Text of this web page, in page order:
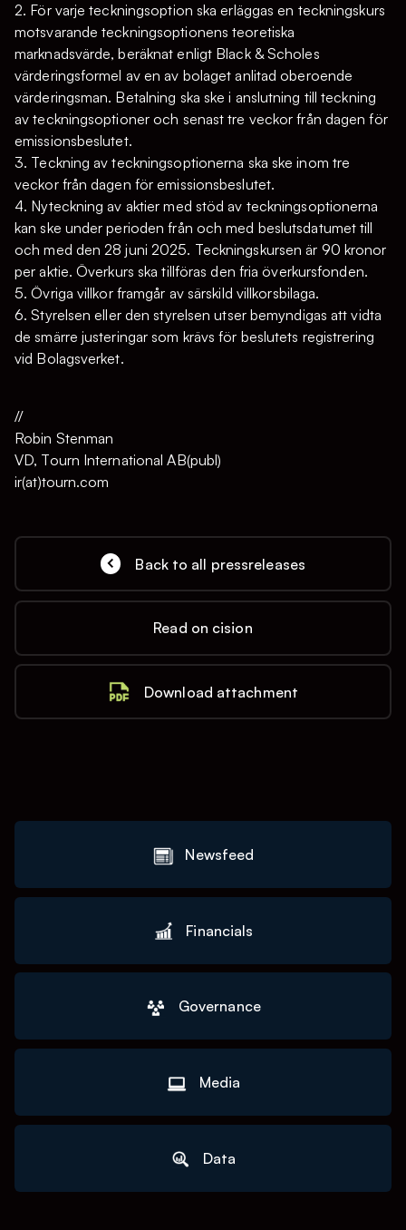
2. För varje teckningsoption ska erläggas en teckningskurs
motsvarande teckningsoptionens teoretiska
marknadsvärde, beräknat enligt Black & Scholes
värderingsformel av en av bolaget anlitad oberoende
värderingsman. Betalning ska ske i anslutning till teckning
av teckningsoptioner och senast tre veckor från dagen för
emissionsbeslutet.
3. Teckning av teckningsoptionerna ska ske inom tre
veckor från dagen för emissionsbeslutet.
4. Nyteckning av aktier med stöd av teckningsoptionerna
kan ske under perioden från och med beslutsdatumet till
och med den 28 juni 2025. Teckningskursen är 90 kronor
per aktie. Överkurs ska tillföras den fria överkursfonden.
5. Övriga villkor framgår av särskild villkorsbilaga.
6. Styrelsen eller den styrelsen utser bemyndigas att vidta
de smärre justeringar som krävs för beslutets registrering
vid Bolagsverket.
//
Robin Stenman
VD, Tourn International AB(publ)
ir(at)tourn.com
Back to all pressreleases
Read on cision
Download attachment
Newsfeed
Financials
Governance
Media
Data